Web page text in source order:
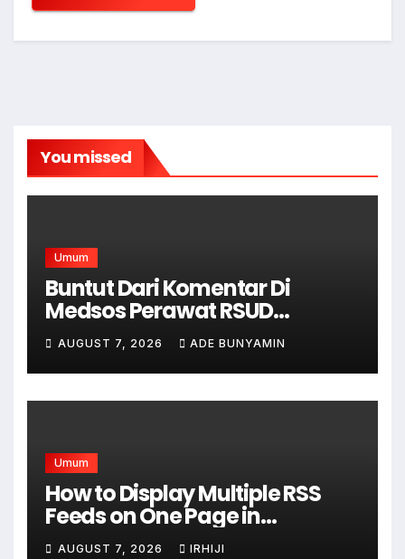
You missed
Umum
Buntut Dari Komentar Di
Medsos Perawat RSUD
Cicalengka Di Non Aktifkan
AUGUST 7, 2026 ADE BUNYAMIN
Umum
How to Display Multiple RSS
Feeds on One Page in
WordPress
AUGUST 7, 2026 IRHIJI